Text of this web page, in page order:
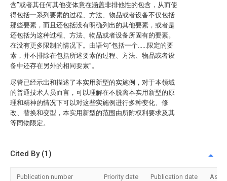
含”或者其任何其他变体意在涵盖非排他性的包含，从而使
得包括一系列要素的过程、方法、物品或者设备不仅包括
那些要素，而且还包括没有明确列出的其他要素，或者是
还包括为这种过程、方法、物品或者设备所固有的要素。
在没有更多限制的情况下。由语句“包括一个......限定的要
素，并不排除在包括所述要素的过程、方法、物品或者设
备中还存在另外的相同要素”。
尽管已经示出和描述了本实用新型的实施例，对于本领域
的普通技术人员而言，可以理解在不脱离本实用新型的原
理和精神的情况下可以对这些实施例进行多种变化、修
改、替换和变型，本实用新型的范围由所附权利要求及其
等同物限定。
Cited By (1)
Publication number Priority date Publication date